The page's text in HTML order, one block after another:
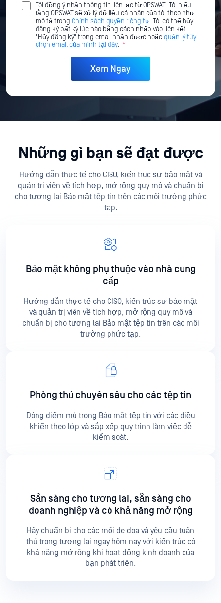
Tôi đồng ý nhận thông tin liên lạc từ OPSWAT. Tôi hiểu
rằng OPSWAT sẽ xử lý dữ liệu cá nhân của tôi theo như
mô tả trong Chính sách quyền riêng tư. Tôi có thể hủy
đăng ký bất kỳ lúc nào bằng cách nhấp vào liên kết
"Hủy đăng ký" trong email nhận được hoặc quản lý tùy
chọn email của mình tại đây. *
Những gì bạn sẽ đạt được
Hướng dẫn thực tế cho CISO, kiến trúc sư bảo mật và
quản trị viên về tích hợp, mở rộng quy mô và chuẩn bị
cho tương lai Bảo mật tệp tin trên các môi trường phức
tạp.
Bảo mật không phụ thuộc vào nhà cung
cấp
Hướng dẫn thực tế cho CISO, kiến trúc sư bảo mật
và quản trị viên về tích hợp, mở rộng quy mô và
chuẩn bị cho tương lai Bảo mật tệp tin trên các môi
trường phức tạp.
Phòng thủ chuyên sâu cho các tệp tin
Đóng điểm mù trong Bảo mật tệp tin với các điều
khiển theo lớp và sắp xếp quy trình làm việc dễ
kiểm soát.
Sẵn sàng cho tương lai, sẵn sàng cho
doanh nghiệp và có khả năng mở rộng
Hãy chuẩn bị cho các mối đe dọa và yêu cầu tuân
thủ trong tương lai ngay hôm nay với kiến trúc có
khả năng mở rộng khi hoạt động kinh doanh của
bạn phát triển.